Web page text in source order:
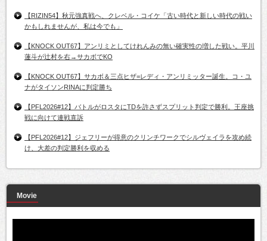
【RIZIN54】秋元強真戦へ、クレベル・コイケ「古い時代と新しい時代の戦い
かもしれませんが、私は今でも」
【KNOCK OUT67】アンリミとしてけれんみの無い確実性の増した戦い。平川
蓮斗が辻村を右→サカボでKO
【KNOCK OUT67】サカボ＆三点ヒザ=レディ・アンリミッター誕生。コ・ユ
ナがタイソンRINAに判定勝ち
【PFL2026#12】バトルがロスタにTDを許さずスプリット判定で勝利。王座挑
戦に向けて連戦直訴
【PFL2026#12】ジェフリーが得意のクリンチワークでシルヴェイラを攻め続
け、大差の判定勝利を収める
Movie